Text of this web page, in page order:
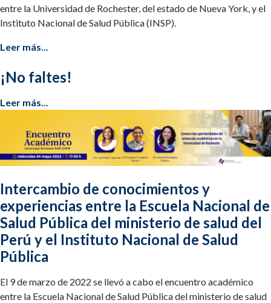
entre la Universidad de Rochester, del estado de Nueva York, y el
Instituto Nacional de Salud Pública (INSP).
Leer más...
¡No faltes!
Leer más...
Intercambio de conocimientos y
experiencias entre la Escuela Nacional de
Salud Pública del ministerio de salud del
Perú y el Instituto Nacional de Salud
Pública
El 9 de marzo de 2022 se llevó a cabo el encuentro académico
entre la Escuela Nacional de Salud Pública del ministerio de salud